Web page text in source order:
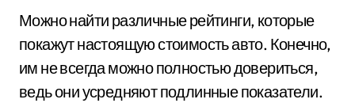
Можно найти различные рейтинги, которые
покажут настоящую стоимость авто. Конечно,
им не всегда можно полностью довериться,
ведь они усредняют подлинные показатели.